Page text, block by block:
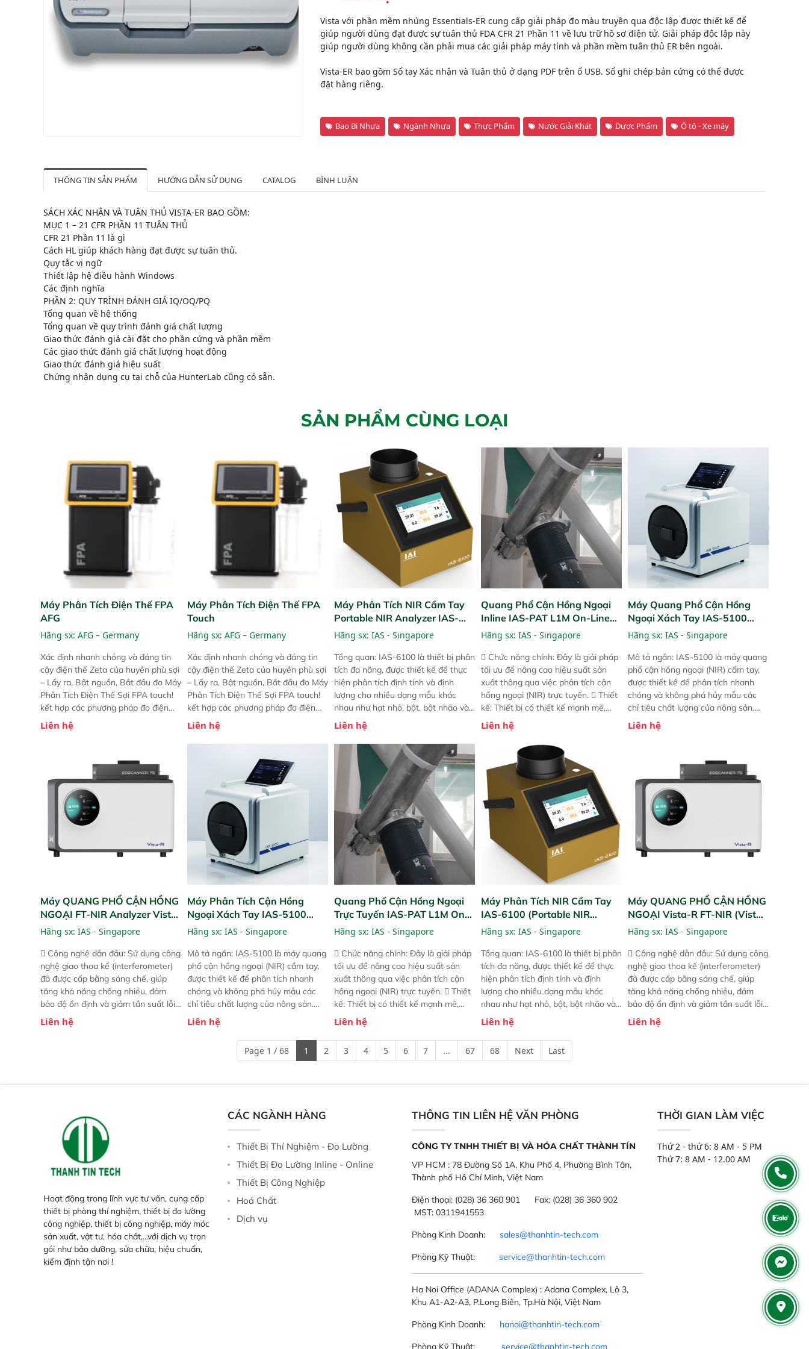
Vista với phần mềm nhúng Essentials-ER cung cấp giải pháp đo màu truyền qua độc lập được thiết kế để
giúp người dùng đạt được sự tuân thủ FDA CFR 21 Phần 11 về lưu trữ hồ sơ điện tử. Giải pháp độc lập này
giúp người dùng không cần phải mua các giải pháp máy tính và phần mềm tuân thủ ER bên ngoài.
Vista-ER bao gồm Sổ tay Xác nhận và Tuân thủ ở dạng PDF trên ổ USB. Sổ ghi chép bản cứng có thể được
đặt hàng riêng.
Bao Bì Nhựa Ngành Nhựa Thực Phẩm Nước Giải Khát Dược Phẩm Ô tô - Xe máy
THÔNG TIN SẢN PHẨM HƯỚNG DẪN SỬ DỤNG CATALOG BÌNH LUẬN
SÁCH XÁC NHẬN VÀ TUÂN THỦ VISTA-ER BAO GỒM:
MỤC 1 – 21 CFR PHẦN 11 TUÂN THỦ
CFR 21 Phần 11 là gì
Cách HL giúp khách hàng đạt được sự tuân thủ.
Quy tắc vị ngữ
Thiết lập hệ điều hành Windows
Các định nghĩa
PHẦN 2: QUY TRÌNH ĐÁNH GIÁ IQ/OQ/PQ
Tổng quan về hệ thống
Tổng quan về quy trình đánh giá chất lượng
Giao thức đánh giá cài đặt cho phần cứng và phần mềm
Các giao thức đánh giá chất lượng hoạt động
Giao thức đánh giá hiệu suất
Chứng nhận dụng cụ tại chỗ của HunterLab cũng có sẵn.
SẢN PHẨM CÙNG LOẠI
Máy Phân Tích Điện Thế FPA
AFG
Hãng sx: AFG – Germany
Xác định nhanh chóng và đáng tin
cậy điện thế Zeta của huyền phù sợi
– Lấy ra, Bật nguồn, Bắt đầu đo Máy
Phân Tích Điện Thế Sợi FPA touch!
kết hợp các phương pháp đo điện
thế Zeta đã được chứng minh với sự
đơn giản tuyệt vời trong thao tác và
trước đó. Nhưng so với các phiên
bản trước, FPA touch! nhỏ hơn và
nhẹ hơn đáng kể, đồng thời được
nâng cấp với các tính năng mới.
Liên hệ
Máy Phân Tích Điện Thế FPA
Touch
Hãng sx: AFG – Germany
Xác định nhanh chóng và đáng tin
cậy điện thế Zeta của huyền phù sợi
– Lấy ra, Bật nguồn, Bắt đầu đo Máy
Phân Tích Điện Thế Sợi FPA touch!
kết hợp các phương pháp đo điện
thế Zeta đã được chứng minh với sự
đơn giản tuyệt vời trong thao tác và
vận hành của các phiên bản FPA
trước đó. Nhưng so với các phiên
bản trước, FPA touch! nhỏ hơn và
nhẹ hơn đáng kể, đồng thời được
nâng cấp với các tính năng mới.
Liên hệ
Máy Phân Tích NIR Cầm Tay
Portable NIR Analyzer IAS-
6100
Hãng sx: IAS - Singapore
Tổng quan: IAS-6100 là thiết bị phân
tích đa năng, được thiết kế để thực
hiện phân tích định tính và định
lượng cho nhiều dạng mẫu khác
nhau như hạt nhỏ, bột, bột nhão và
chất lỏng. Thiết bị này cho phép bất
kỳ ai cũng có thể thực hiện phân tích
đa thành phần chỉ với một nút bấm
đơn giản, mọi lúc, mọi nơi. Chuyên
dùng : phân tích mẫu nguyên liệu
thức ăn chăn nuôi, nguyên liệu thực
phẩm, nông sản,..
Liên hệ
Quang Phổ Cận Hồng Ngoại
Inline IAS-PAT L1M On-Line
NIR
Hãng sx: IAS - Singapore
 Chức năng chính: Đây là giải pháp
tối ưu để nâng cao hiệu suất sản
xuất thông qua việc phân tích cận
hồng ngoại (NIR) trực tuyến.  Thiết
kế: Thiết bị có thiết kế mạnh mẽ,
mô-đun hóa, hỗ trợ tản nhiệt tăng
cường và đã qua kiểm tra áp suất
nghiêm ngặt.  Cam kết: Mang lại
khả năng theo dõi thông số theo
thời gian thực và trực quan hóa dữ
liệu để tăng chỉ số ROI cho doanh
nghiệp.
Liên hệ
Máy Quang Phổ Cận Hồng
Ngoại Xách Tay IAS-5100
Portable NIR Analyzer
Hãng sx: IAS - Singapore
Mô tả ngắn: IAS-5100 là máy quang
phổ cận hồng ngoại (NIR) cầm tay,
được thiết kế để phân tích nhanh
chóng và không phá hủy mẫu các
chỉ tiêu chất lượng của nông sản.
Phạm vi sử dụng: Thiết bị linh hoạt
cho nhiều kịch bản khác nhau như
xuất hoặc trực tiếp ngoài đồng
Liên hệ
Máy QUANG PHỔ CẬN HỒNG
NGOẠI FT-NIR Analyzer Vista-
R
Hãng sx: IAS - Singapore
 Công nghệ dẫn đầu: Sử dụng công
nghệ giao thoa kế (interferometer)
đã được cấp bằng sáng chế, giúp
tăng khả năng chống nhiễu, đảm
bảo độ ổn định và giảm tần suất lỗi.
 Phạm vi ứng dụng rộng: Đáp ứng
nhu cầu kiểm tra đa dạng mẫu mã
Liên hệ
Máy Phân Tích Cận Hồng
Ngoại Xách Tay IAS-5100
(Portable NIR Analyzer)
Hãng sx: IAS - Singapore
Mô tả ngắn: IAS-5100 là máy quang
phổ cận hồng ngoại (NIR) cầm tay,
được thiết kế để phân tích nhanh
chóng và không phá hủy mẫu các
chỉ tiêu chất lượng của nông sản.
Phạm vi sử dụng: Thiết bị linh hoạt
cho nhiều kịch bản khác nhau như
tại điểm thu mua, trong xưởng sản
xuất hoặc trực tiếp ngoài đồng
Liên hệ
Quang Phổ Cận Hồng Ngoại
Trực Tuyến IAS-PAT L1M On-
Line NIR
Hãng sx: IAS - Singapore
 Chức năng chính: Đây là giải pháp
tối ưu để nâng cao hiệu suất sản
xuất thông qua việc phân tích cận
hồng ngoại (NIR) trực tuyến.  Thiết
kế: Thiết bị có thiết kế mạnh mẽ,
mô-đun hóa, hỗ trợ tản nhiệt tăng
cường và đã qua kiểm tra áp suất
nghiêm ngặt.  Cam kết: Mang lại
khả năng theo dõi thông số theo
Liên hệ
Máy Phân Tích NIR Cầm Tay
IAS-6100 (Portable NIR
Analyzer)
Hãng sx: IAS - Singapore
Tổng quan: IAS-6100 là thiết bị phân
tích đa năng, được thiết kế để thực
hiện phân tích định tính và định
lượng cho nhiều dạng mẫu khác
nhau như hạt nhỏ, bột, bột nhão và
chất lỏng. Thiết bị này cho phép bất
kỳ ai cũng có thể thực hiện phân tích
đa thành phần chỉ với một nút bấm
đơn giản, mọi lúc, mọi nơi. Chuyên
Liên hệ
Máy QUANG PHỔ CẬN HỒNG
NGOẠI Vista-R FT-NIR (Vista-
R FT-NIR Analyzer)
Hãng sx: IAS - Singapore
 Công nghệ dẫn đầu: Sử dụng công
nghệ giao thoa kế (interferometer)
đã được cấp bằng sáng chế, giúp
tăng khả năng chống nhiễu, đảm
bảo độ ổn định và giảm tần suất lỗi.
 Phạm vi ứng dụng rộng: Đáp ứng
nhu cầu kiểm tra đa dạng mẫu mã
Liên hệ
Page 1 / 68 1 2 3 4 5 6 7 ... 67 68 Next Last
Hoạt động trong lĩnh vực tư vấn, cung cấp
thiết bị phòng thí nghiệm, thiết bị đo lường
công nghiệp, thiết bị công nghiệp, máy móc
sản xuất, vật tư, hóa chất,...với dịch vụ trọn
gói như bảo dưỡng, sửa chữa, hiệu chuẩn,
kiểm định tận nơi !
CÁC NGÀNH HÀNG
Thiết Bị Thí Nghiệm - Đo Lường
Thiết Bị Đo Lường Inline - Online
Thiết Bị Công Nghiệp
Hoá Chất
Dịch vụ
THÔNG TIN LIÊN HỆ VĂN PHÒNG
CÔNG TY TNHH THIẾT BỊ VÀ HÓA CHẤT THÀNH TÍN
VP HCM : 78 Đường Số 1A, Khu Phố 4, Phường Bình Tân,
Thành phố Hồ Chí Minh, Việt Nam
Điện thoại: (028) 36 360 901 Fax: (028) 36 360 902
MST: 0311941553
Phòng Kinh Doanh: sales@thanhtin-tech.com
Phòng Kỹ Thuật: service@thanhtin-tech.com
Ha Noi Office (ADANA Complex) : Adana Complex, Lô 3,
Khu A1-A2-A3, P.Long Biên, Tp.Hà Nội, Việt Nam
Phòng Kinh Doanh: hanoi@thanhtin-tech.com
Phòng Kỹ Thuật: service@thanhtin-tech.com
THỜI GIAN LÀM VIỆC
Thứ 2 - thứ 6: 8 AM - 5 PM
Thứ 7: 8 AM - 12.00 AM